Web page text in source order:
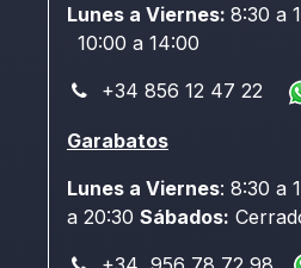
Lunes a Viernes: 8:30 a
10:00 a 14:00
+34 856 12 47 22
Garabatos
Lunes a Viernes: 8:30 a
a 20:30 Sábados: